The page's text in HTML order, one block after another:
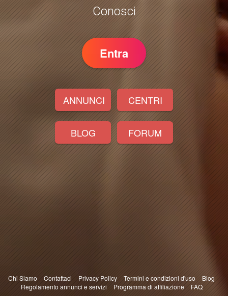
Conosci nu
Entra
ANNUNCI CENTRI
BLOG FORUM
Chi Siamo Contattaci Privacy Policy Termini e condizioni d'uso
Blog
Regolamento annunci e servizi
Programma di affiliazione FAQ